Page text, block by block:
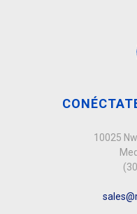
10025